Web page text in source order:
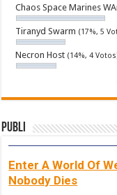
Chaos Space Marines
Tiranyd Swarm (17%, 5
Necron Host (14%, 4
Publi
Enter A World Of
Nobody Dies